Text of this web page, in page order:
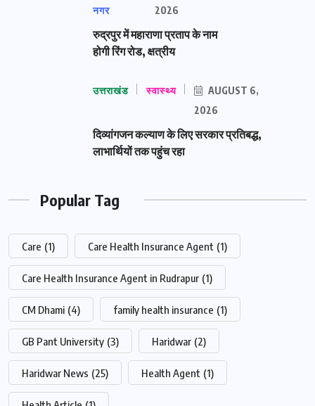
नगर
2026
रुद्रपुर में महाराणा प्रताप के नाम
होगी रिंग रोड, क्षत्रीय
उत्तराखंड स्वास्थ्य
AUGUST 6,
2026
दिव्यांगजन कल्याण के लिए सरकार प्रतिबद्ध,
लाभार्थियों तक पहुंच रहा
Popular Tag
Care (1) Care Health Insurance Agent (1)
Care Health Insurance Agent in Rudrapur (1)
CM Dhami (4) family health insurance (1)
GB Pant University (3) Haridwar (2)
Haridwar News (25) Health Agent (1)